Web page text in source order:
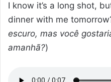
I know it’s a long shot,
dinner with me
escuro, mas você
amanhã?)